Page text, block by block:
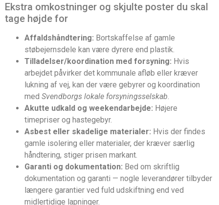
Ekstra omkostninger og skjulte poster du skal
tage højde for
Affaldshåndtering: Bortskaffelse af gamle
støbejernsdele kan være dyrere end plastik.
Tilladelser/koordination med forsyning: Hvis
arbejdet påvirker det kommunale afløb eller kræver
lukning af vej, kan der være gebyrer og koordination
med Svendborgs lokale forsyningsselskab
Akutte udkald og weekendarbejde: Højere
timepriser og hastegebyr.
Asbest eller skadelige materialer: Hvis der findes
gamle isolering eller materialer, der kræver særlig
håndtering, stiger prisen markant.
Garanti og dokumentation: Bed om skriftlig
dokumentation og garanti — nogle leverandører tilbyder
længere garantier ved fuld udskiftning end ved
midlertidige lapninger.